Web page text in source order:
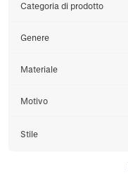
Categoria di prodotto
Genere
Materiale
Motivo
Stile